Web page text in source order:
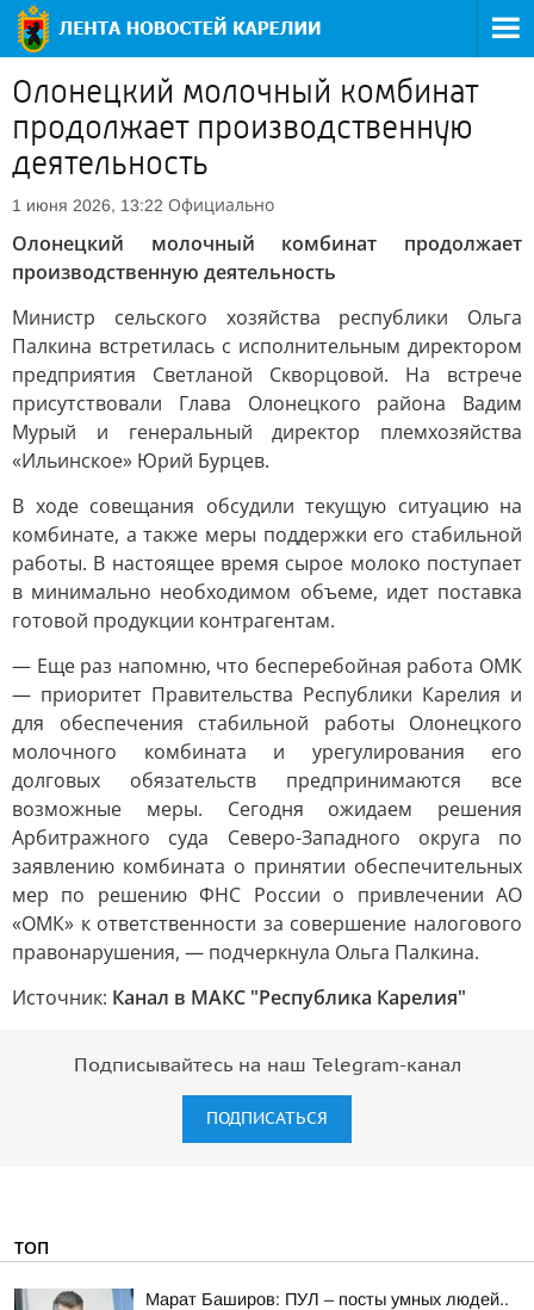
Олонецкий молочный комбинат
продолжает производственную
деятельность
1 июня 2026, 13:22 Официально
Олонецкий молочный комбинат продолжает
производственную деятельность
Министр сельского хозяйства республики Ольга
Палкина встретилась с исполнительным директором
предприятия Светланой Скворцовой. На встрече
присутствовали Глава Олонецкого района Вадим
Мурый и генеральный директор племхозяйства
«Ильинское» Юрий Бурцев.
В ходе совещания обсудили текущую ситуацию на
комбинате, а также меры поддержки его стабильной
работы. В настоящее время сырое молоко поступает
в минимально необходимом объеме, идет поставка
готовой продукции контрагентам.
— Еще раз напомню, что бесперебойная работа ОМК
— приоритет Правительства Республики Карелия и
для обеспечения стабильной работы Олонецкого
молочного комбината и урегулирования его
долговых обязательств предпринимаются все
возможные меры. Сегодня ожидаем решения
Арбитражного суда Северо-Западного округа по
заявлению комбината о принятии обеспечительных
мер по решению ФНС России о привлечении АО
«ОМК» к ответственности за совершение налогового
правонарушения, — подчеркнула Ольга Палкина.
Источник: Канал в МАКС "Республика Карелия"
Подписывайтесь на наш Telegram-канал
ПОДПИСАТЬСЯ
ТОП
Марат Баширов: ПУЛ – посты умных людей..